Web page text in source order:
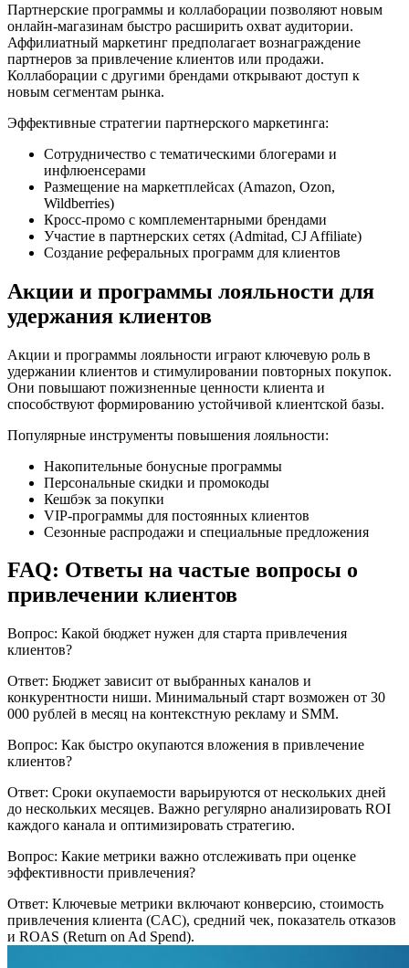
Партнерские программы и коллаборации позволяют новым
онлайн-магазинам быстро расширить охват аудитории.
Аффилиатный маркетинг предполагает вознаграждение
партнеров за привлечение клиентов или продажи.
Коллаборации с другими брендами открывают доступ к
новым сегментам рынка.
Эффективные стратегии партнерского маркетинга:
Сотрудничество с тематическими блогерами и
инфлюенсерами
Размещение на маркетплейсах (Amazon, Ozon,
Wildberries)
Кросс-промо с комплементарными брендами
Участие в партнерских сетях (Admitad, CJ Affiliate)
Создание реферальных программ для клиентов
Акции и программы лояльности для
удержания клиентов
Акции и программы лояльности играют ключевую роль в
удержании клиентов и стимулировании повторных покупок.
Они повышают пожизненные ценности клиента и
способствуют формированию устойчивой клиентской базы.
Популярные инструменты повышения лояльности:
Накопительные бонусные программы
Персональные скидки и промокоды
Кешбэк за покупки
VIP-программы для постоянных клиентов
Сезонные распродажи и специальные предложения
FAQ: Ответы на частые вопросы о
привлечении клиентов
Вопрос: Какой бюджет нужен для старта привлечения
клиентов?
Ответ: Бюджет зависит от выбранных каналов и
конкурентности ниши. Минимальный старт возможен от 30
000 рублей в месяц на контекстную рекламу и SMM.
Вопрос: Как быстро окупаются вложения в привлечение
клиентов?
Ответ: Сроки окупаемости варьируются от нескольких дней
до нескольких месяцев. Важно регулярно анализировать ROI
каждого канала и оптимизировать стратегию.
Вопрос: Какие метрики важно отслеживать при оценке
эффективности привлечения?
Ответ: Ключевые метрики включают конверсию, стоимость
привлечения клиента (CAC), средний чек, показатель отказов
и ROAS (Return on Ad Spend).